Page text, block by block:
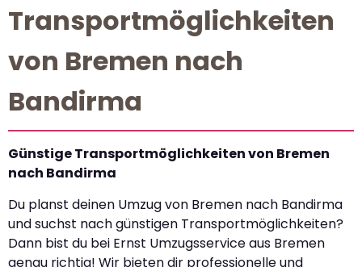
Transportmöglichkeiten
von Bremen nach
Bandirma
Günstige Transportmöglichkeiten von Bremen
nach Bandirma
Du planst deinen Umzug von Bremen nach Bandirma
und suchst nach günstigen Transportmöglichkeiten?
Dann bist du bei Ernst Umzugsservice aus Bremen
genau richtig! Wir bieten dir professionelle und